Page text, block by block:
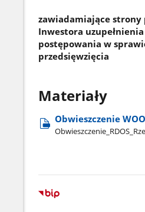
zawiadamiające strony
Inwestora
postępowania w
przedsięwzięcia
Materiały
Obwieszczenie